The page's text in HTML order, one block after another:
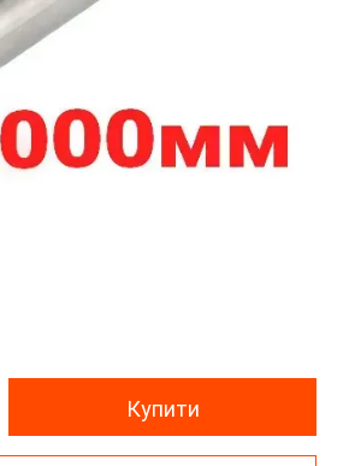
Купити